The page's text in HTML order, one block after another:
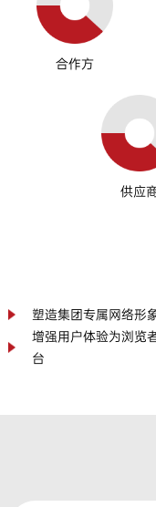
合作方
供应
塑造集团专属网络形
增强用户体验为浏览
台